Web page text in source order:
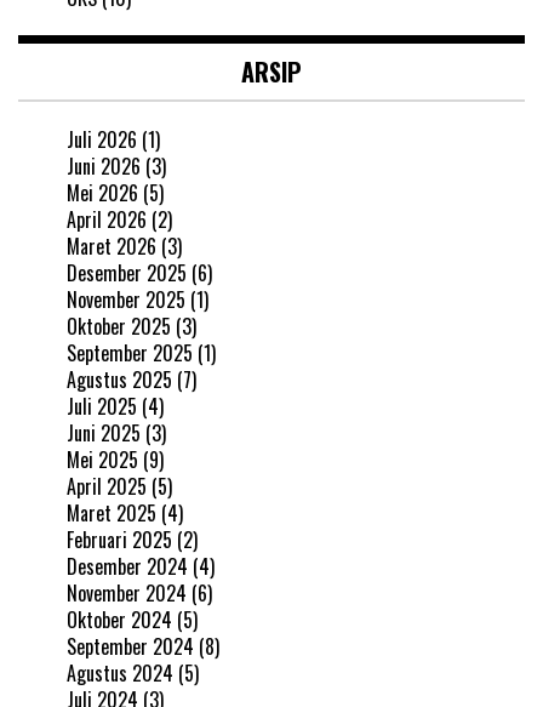
ARSIP
Juli 2026 (1)
Juni 2026 (3)
Mei 2026 (5)
April 2026 (2)
Maret 2026 (3)
Desember 2025 (6)
November 2025 (1)
Oktober 2025 (3)
September 2025 (1)
Agustus 2025 (7)
Juli 2025 (4)
Juni 2025 (3)
Mei 2025 (9)
April 2025 (5)
Maret 2025 (4)
Februari 2025 (2)
Desember 2024 (4)
November 2024 (6)
Oktober 2024 (5)
September 2024 (8)
Agustus 2024 (5)
Juli 2024 (3)